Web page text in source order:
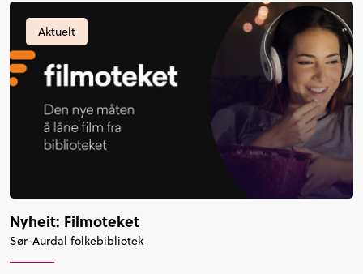
Aktuelt
Nyheit: Filmoteket
Sør-Aurdal folkebibliotek